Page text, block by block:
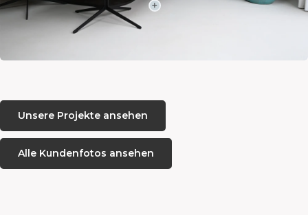
Unsere Projekte ansehen
Alle Kundenfotos ansehen